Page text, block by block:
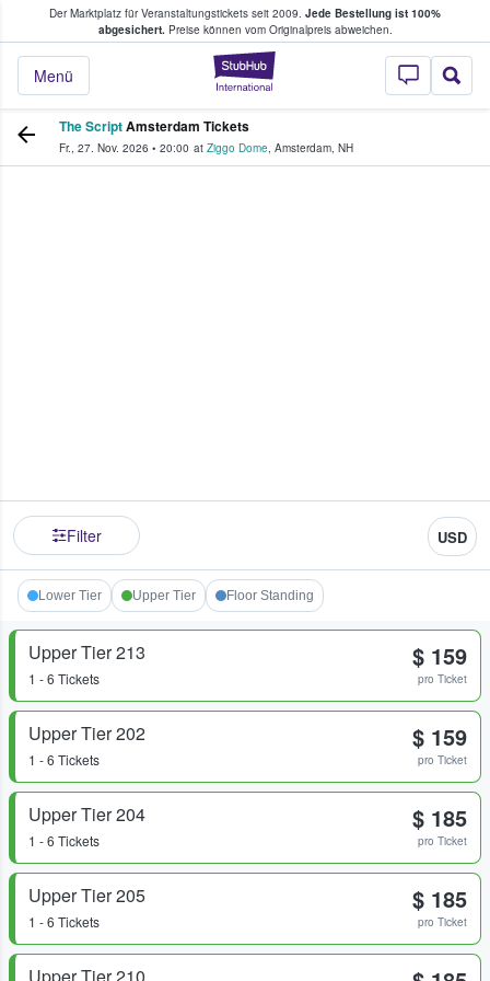
Der Marktplatz für Veranstaltungstickets seit 2009. Jede Bestellung ist 100%
abgesichert.Preise können vom Originalpreis abweichen.
StubHub - Wo
Menü
Tickets kaufen & verkaufen
The ScriptAmsterdam Tickets
Fr., 27. Nov. 2026 • 20:00 at Ziggo Dome, Amsterdam, NH
Filter USD
Lower Tier Upper Tier Floor Standing
Upper Tier 213
1 - 6 Tickets
$ 159
pro Ticket
Upper Tier 202
1 - 6 Tickets
$ 159
pro Ticket
Upper Tier 204
1 - 6 Tickets
$ 185
pro Ticket
Upper Tier 205
1 - 6 Tickets
$ 185
pro Ticket